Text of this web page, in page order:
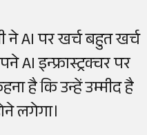
ने AI पर खर्च बहुत खर्च
AI इन्फ्रास्ट्रक्चर पर
है कि उन्हें उम्मीद है
लगेगा।